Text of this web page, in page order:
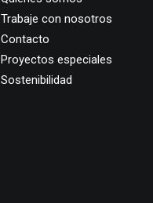
Trabaje con nosotros
Contacto
Proyectos especiales
Sostenibilidad